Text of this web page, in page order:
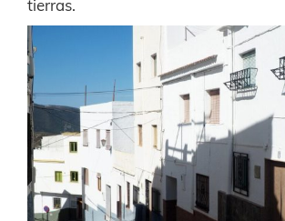
tierras.